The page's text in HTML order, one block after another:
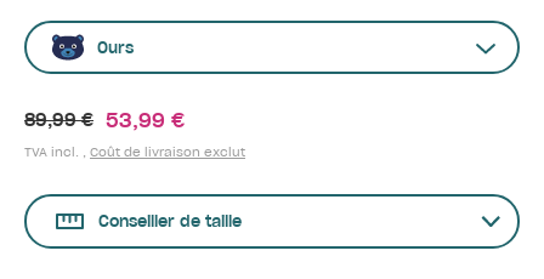
Ours
89,99 € 53,99 €
TVA incl. , Coût de livraison exclut
Conseiller de taille